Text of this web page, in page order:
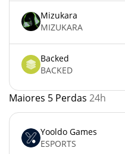
Mizukara
MIZUKARA
Backed
BACKED
Maiores 5 Perdas 24h
Yooldo Games
ESPORTS